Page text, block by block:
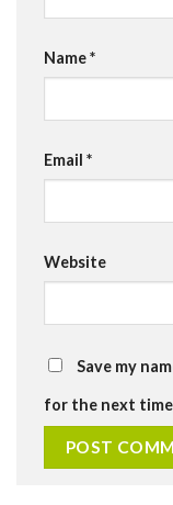
Name*
Email *
Website
Save my
for the next time